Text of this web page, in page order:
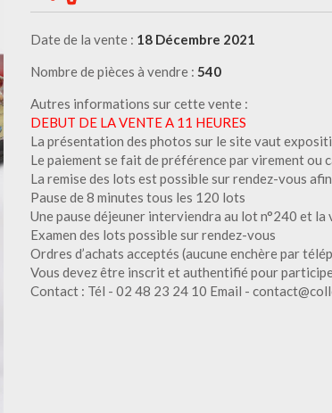
Date de la vente : 18 Décembre 2021
Nombre de pièces à vendre : 540
Autres informations sur cette vente :
DEBUT DE LA VENTE A 11 HEURES
La présentation des photos sur le site vaut
Le paiement se fait de préférence par virement ou
La remise des lots est possible sur rendez-vous
Pause de 8 minutes tous les 120 lots
Une pause déjeuner interviendra au lot n°240 et la
Examen des lots possible sur rendez-vous
Ordres d’achats acceptés (aucune enchère par
Vous devez être inscrit et authentifié pour
Contact : Tél - 02 48 23 24 10 Email -